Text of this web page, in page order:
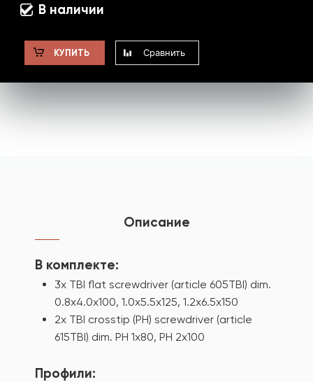
В наличии
КУПИТЬ Сравнить
Описание
В комплекте:
3x TBI flat screwdriver (article 605TBI) dim.
0.8x4.0x100, 1.0x5.5x125, 1.2x6.5x150
2x TBI crosstip (PH) screwdriver (article
615TBI) dim. PH 1x80, PH 2x100
Профили: